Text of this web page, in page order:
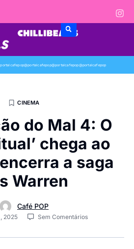
@portalcafepop@portalcafepop@portalcafepop
CINEMA
do Mal 4: O
chega ao
a saga
Warren
Café POP
2025 Sem Comentários